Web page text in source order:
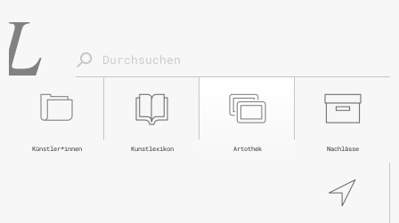
Nachlässe
Artothek
Kunstlexikon
Künstler*innen